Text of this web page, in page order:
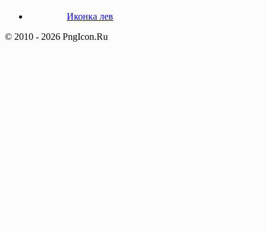
Иконка лев
© 2010 - 2026 PngIcon.Ru